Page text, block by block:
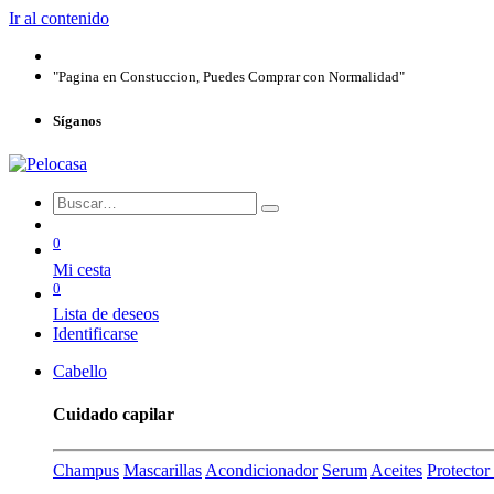
Ir al contenido
"Pagina en Constuccion, Puedes Comprar con Normalidad"
Síganos
0
Mi cesta
0
Lista de deseos
Identificarse
Cabello
Cuidado capilar
Champus Mascarillas Acondicionador Serum Aceites